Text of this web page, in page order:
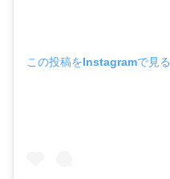
この投稿をInstagramで見る